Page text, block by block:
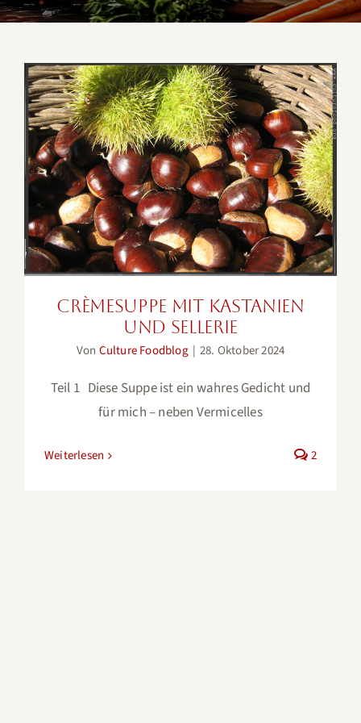
Crèmesuppe mit Kastanien und
Sellerie
Crèmesuppe mit Kastanien
und Sellerie
Von Culture Foodblog | 28. Oktober 2024
Teil 1 Diese Suppe ist ein wahres Gedicht und
für mich – neben Vermicelles
Weiterlesen 2